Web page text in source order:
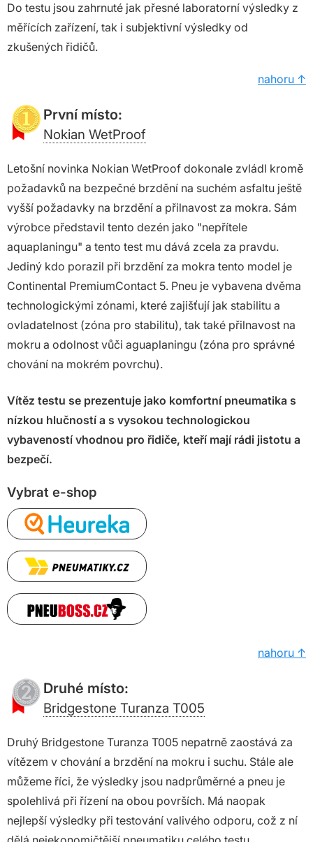
Do testu jsou zahrnuté jak přesné laboratorní výsledky z
měřících zařízení, tak i subjektivní výsledky od
zkušených řidičů.
nahoru ↑
První místo:
Nokian WetProof
Letošní novinka Nokian WetProof dokonale zvládl kromě
požadavků na bezpečné brzdění na suchém asfaltu ještě
vyšší požadavky na brzdění a přilnavost za mokra. Sám
výrobce představil tento dezén jako "nepřítele
aquaplaningu" a tento test mu dává zcela za pravdu.
Jediný kdo porazil při brzdění za mokra tento model je
Continental PremiumContact 5. Pneu je vybavena dvěma
technologickými zónami, které zajišťují jak stabilitu a
ovladatelnost (zóna pro stabilitu), tak také přilnavost na
mokru a odolnost vůči aguaplaningu (zóna pro správné
chování na mokrém povrchu).
Vítěz testu se prezentuje jako komfortní pneumatika s
nízkou hlučností a s vysokou technologickou
vybaveností vhodnou pro řidiče, kteří mají rádi jistotu a
bezpečí.
Vybrat e-shop
nahoru ↑
Druhé místo:
Bridgestone Turanza T005
Druhý Bridgestone Turanza T005 nepatrně zaostává za
vítězem v chování a brzdění na mokru i suchu. Stále ale
můžeme říci, že výsledky jsou nadprůměrné a pneu je
spolehlivá při řízení na obou površích. Má naopak
nejlepší výsledky při testování valivého odporu, což z ní